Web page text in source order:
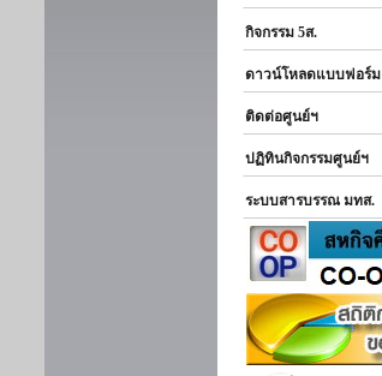
กิจกรรม 5ส.
ดาวน์โหลดแบบฟอร์ม
ติดต่อศูนย์ฯ
ปฏิทินกิจกรรมศูนย์ฯ
ระบบสารบรรณ มทส.